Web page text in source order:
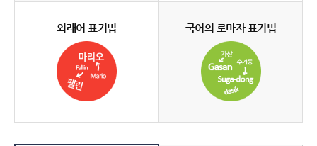
외래어 표기법 국어의 로마자 표기법